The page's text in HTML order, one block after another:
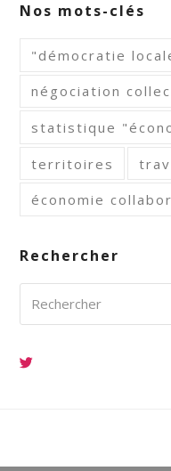
Nos mots-clés
"démocratie
négociation
statistique
territoires
économie
Rechercher